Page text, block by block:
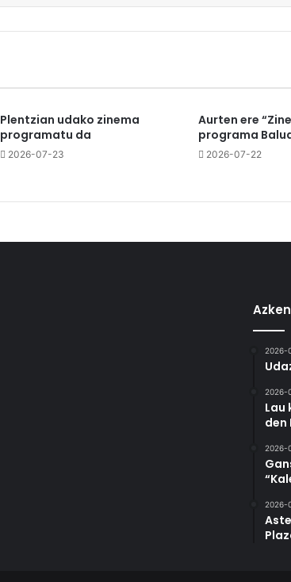
Plentzian udako zinema
programatu da
2026-07-23
Aurten ere
programa
2026-07-22
2026-
2026-
Lau
den
2026-
2026-